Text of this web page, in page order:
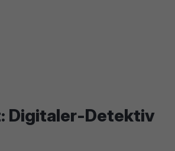
Digitaler-Detektiv